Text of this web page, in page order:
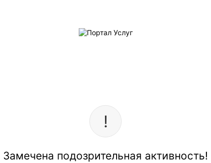
Замечена подозрительная активность!